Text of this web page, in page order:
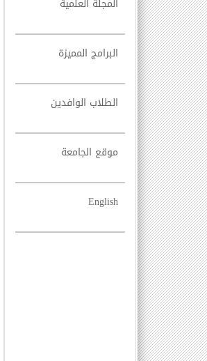
المجلة العلمية
البرامج المميزة
الطلاب الوافدين
موقع الجامعة
English